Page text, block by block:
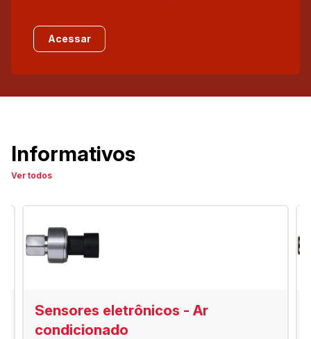
Acessar
Informativos
Ver todos
Sensores eletrônicos - Ar
condicionado